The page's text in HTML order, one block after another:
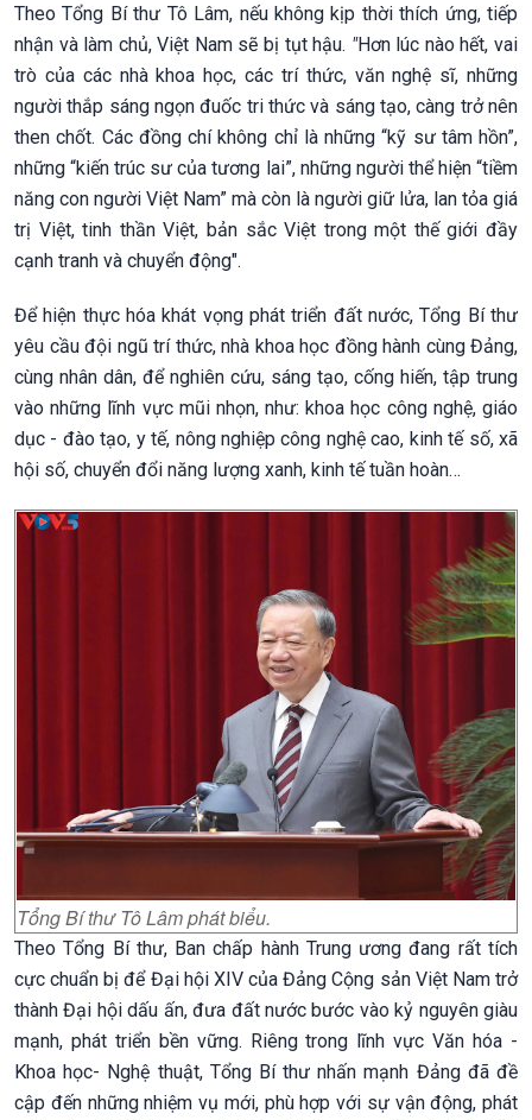
Theo Tổng Bí thư Tô Lâm, nếu không kịp thời thích ứng, tiếp
nhận và làm chủ, Việt Nam sẽ bị tụt hậu. "Hơn lúc nào hết, vai
trò của các nhà khoa học, các trí thức, văn nghệ sĩ, những
người thắp sáng ngọn đuốc tri thức và sáng tạo, càng trở nên
then chốt. Các đồng chí không chỉ là những “kỹ sư tâm hồn”,
những “kiến trúc sư của tương lai”, những người thể hiện “tiềm
năng con người Việt Nam” mà còn là người giữ lửa, lan tỏa giá
trị Việt, tinh thần Việt, bản sắc Việt trong một thế giới đầy
cạnh tranh và chuyển động".
Để hiện thực hóa khát vọng phát triển đất nước, Tổng Bí thư
yêu cầu đội ngũ trí thức, nhà khoa học đồng hành cùng Đảng,
cùng nhân dân, để nghiên cứu, sáng tạo, cống hiến, tập trung
vào những lĩnh vực mũi nhọn, như: khoa học công nghệ, giáo
dục - đào tạo, y tế, nông nghiệp công nghệ cao, kinh tế số, xã
hội số, chuyển đổi năng lượng xanh, kinh tế tuần hoàn…
Tổng Bí thư Tô Lâm phát biểu.
Theo Tổng Bí thư, Ban chấp hành Trung ương đang rất tích
cực chuẩn bị để Đại hội XIV của Đảng Cộng sản Việt Nam trở
thành Đại hội dấu ấn, đưa đất nước bước vào kỷ nguyên giàu
mạnh, phát triển bền vững. Riêng trong lĩnh vực Văn hóa -
Khoa học- Nghệ thuật, Tổng Bí thư nhấn mạnh Đảng đã đề
cập đến những nhiệm vụ mới, phù hợp với sự vận động, phát